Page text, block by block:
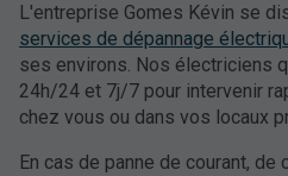
L'entreprise Gomes Kévin se
services de dépannage
ses environs. Nos électriciens
24h/24 et 7j/7 pour intervenir
chez vous ou dans vos locaux
En cas de panne de courant, de